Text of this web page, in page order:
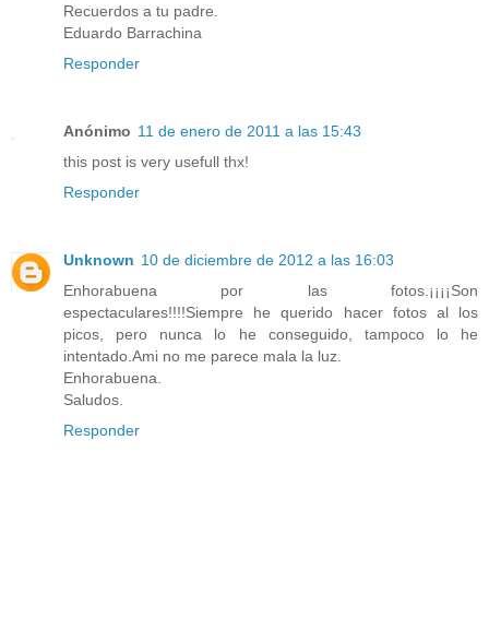
Recuerdos a tu padre.
Eduardo Barrachina
Responder
Anónimo 11 de enero de 2011 a las 15:43
this post is very usefull thx!
Responder
Unknown 10 de diciembre de 2012 a las 16:03
Enhorabuena por las fotos.¡¡¡¡Son
espectaculares!!!!Siempre he querido hacer fotos al los
picos, pero nunca lo he conseguido, tampoco lo he
intentado.Ami no me parece mala la luz.
Enhorabuena.
Saludos.
Responder